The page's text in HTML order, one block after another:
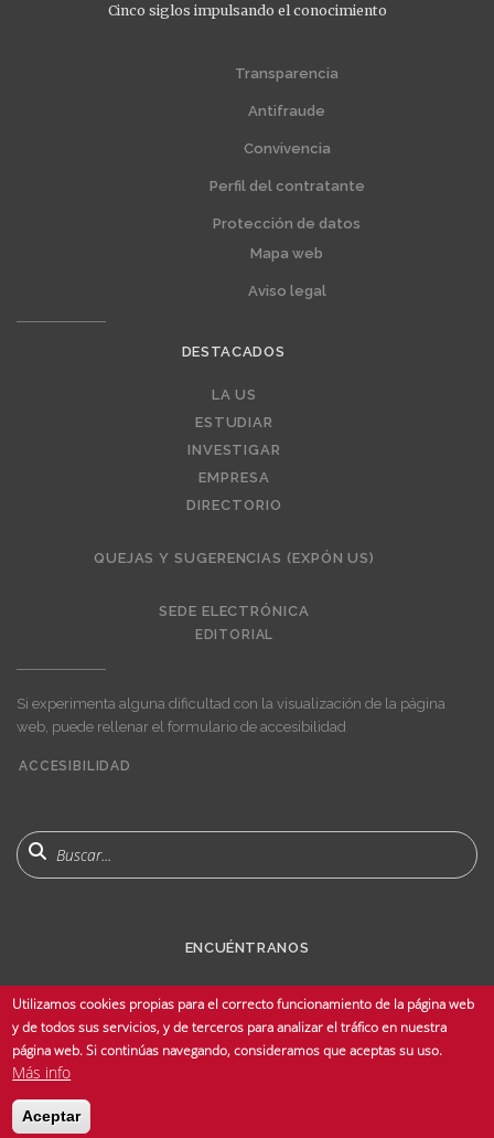
Cinco siglos impulsando el conocimiento
Transparencia
Antifraude
Convivencia
Perfil del contratante
Protección de datos
Mapa web
Aviso legal
DESTACADOS
LA US
ESTUDIAR
INVESTIGAR
EMPRESA
DIRECTORIO
QUEJAS Y SUGERENCIAS (EXPÓN US)
SEDE ELECTRÓNICA
EDITORIAL
Si experimenta alguna dificultad con la visualización de la página
web, puede rellenar el formulario de accesibilidad
menu
ACCESIBILIDAD
Buscar
ENCUÉNTRANOS
© Copyright 2025 Universidad de Sevilla - Todos los derechos reservados -
Utilizamos cookies propias para el correcto funcionamiento de la página web
y de todos sus servicios, y de terceros para analizar el tráfico en nuestra
página web. Si continúas navegando, consideramos que aceptas su uso.
Más info
Aceptar